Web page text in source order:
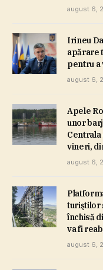
august 6,
Irineu
apărare
pentru a
august 6,
Apele
unor
Centrala
vineri,
august 6,
turiştilor
închisă
va fi
august 6,